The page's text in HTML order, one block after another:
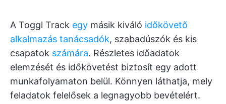
A Toggl Track egy másik kiváló időkövető
alkalmazás tanácsadók, szabadúszók és kis
csapatok számára. Részletes időadatok
elemzését és időkövetést biztosít egy adott
munkafolyamaton belül. Könnyen láthatja, mely
feladatok felelősek a legnagyobb bevételért.